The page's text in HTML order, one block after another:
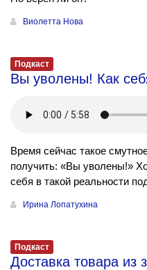
Виолетта Нова
Подкаст
Вы уволены! Как
Время сейчас такое
получить: «Вы уволены!»
себя в такой реальности
Ирина Лопатухина
Подкаст
Доставка товара из